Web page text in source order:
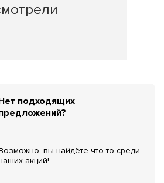
подходящих
вы найдёте что-то среди
акций!